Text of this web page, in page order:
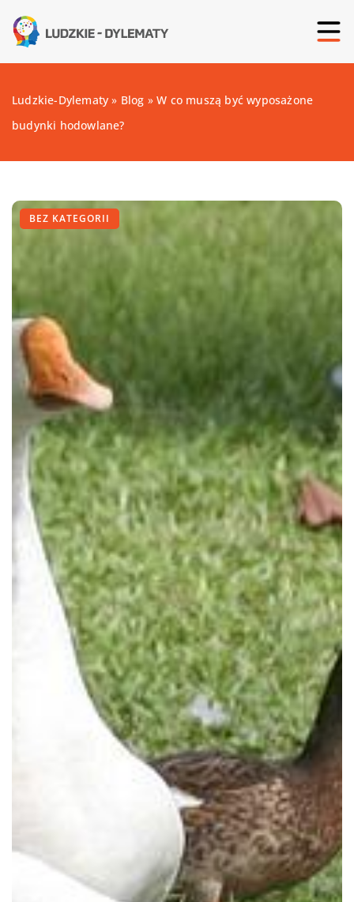
Ludzkie-Dylematy » Blog »W co muszą być wyposażone
budynki hodowlane?
BEZ KATEGORII